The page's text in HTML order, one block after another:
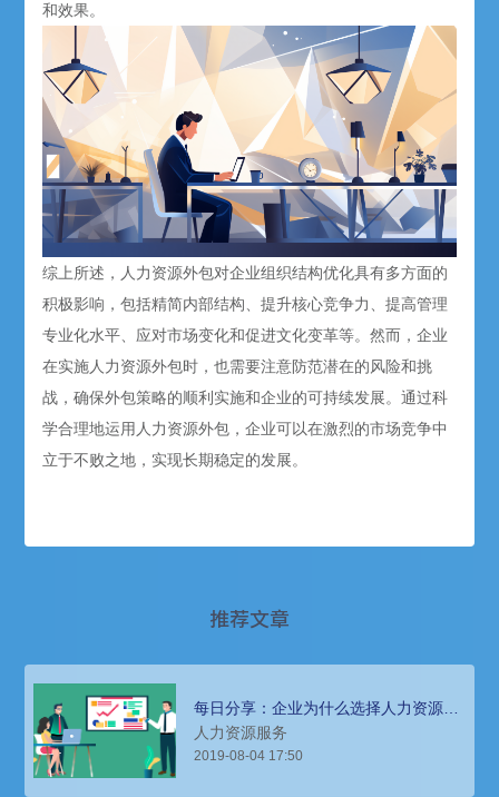
和效果。
综上所述，人力资源外包对企业组织结构优化具有多方面的
积极影响，包括精简内部结构、提升核心竞争力、提高管理
专业化水平、应对市场变化和促进文化变革等。然而，企业
在实施人力资源外包时，也需要注意防范潜在的风险和挑
战，确保外包策略的顺利实施和企业的可持续发展。通过科
学合理地运用人力资源外包，企业可以在激烈的市场竞争中
立于不败之地，实现长期稳定的发展。
推荐文章
每日分享：企业为什么选择人力资源外
包？
人力资源服务
2019-08-04 17:50